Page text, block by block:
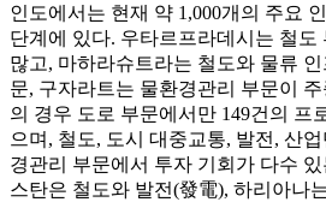
인도에서는 현재 약 1,000개의 주요
단계에 있다. 우타르프라데시는 철
많고, 마하라슈트라는 철도와 물류
문, 구자라트는 물환경관리 부문이
의 경우 도로 부문에서만 149건의 프
으며, 철도, 도시 대중교통, 발전, 산
경관리 부문에서 투자 기회가 다수
스탄은 철도와 발전(發電), 하리아나